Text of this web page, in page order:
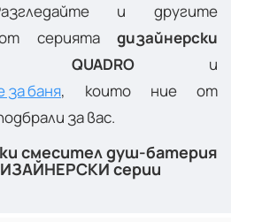
и другите
серията дизайнерски
QUADROи
за баня, които ние от
за вас.
смесител душ-батерия
серии